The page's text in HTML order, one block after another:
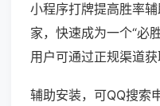
小程序打牌提高胜率
家，快速成为一个“必
用户可通过正规渠道获
辅助安装，可QQ搜